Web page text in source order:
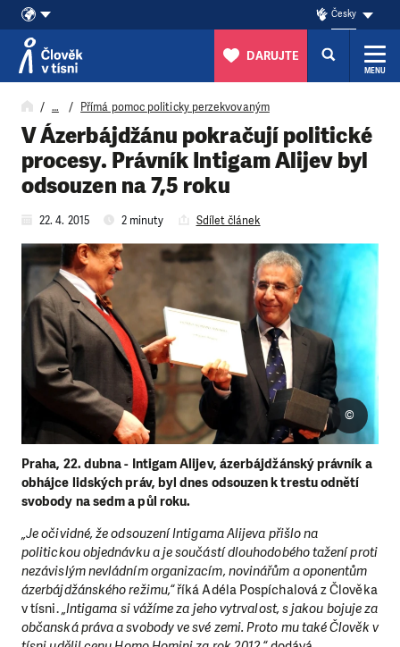
Přeskočit na obsah
Česky
DARUJTE
MENU
… Přímá pomoc politicky perzekvovaným
V Ázerbájdžánu pokračují politické
procesy. Právník Intigam Alijev byl
odsouzen na 7,5 roku
22. 4. 2015 2 minuty Sdílet článek
Praha, 22. dubna - Intigam Alijev, ázerbájdžánský právník a
obhájce lidských práv, byl dnes odsouzen k trestu odnětí
svobody na sedm a půl roku.
©
„Je očividné, že odsouzení Intigama Alijeva přišlo na
politickou objednávku a je součástí dlouhodobého tažení proti
nezávislým nevládním organizacím, novinářům a oponentům
ázerbájdžánského režimu,“říká Adéla Pospíchalová z Člověka
v tísni.„Intigama si vážíme za jeho vytrvalost, s jakou bojuje za
občanská práva a svobody ve své zemi. Proto mu také Člověk v